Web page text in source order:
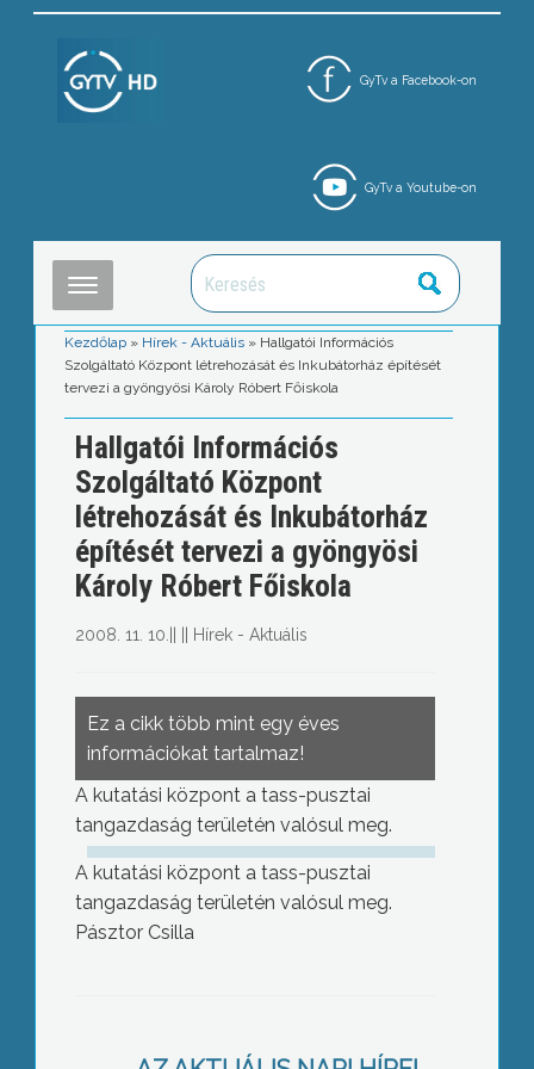
GyTv a Facebook-on
GyTv a Youtube-on
Kezdőlap » Hírek - Aktuális » Hallgatói Információs
Szolgáltató Központ létrehozását és Inkubátorház építését
tervezi a gyöngyösi Károly Róbert Főiskola
Hallgatói Információs
Szolgáltató Központ
létrehozását és Inkubátorház
építését tervezi a gyöngyösi
Károly Róbert Főiskola
2008. 11. 10. Hírek - Aktuális
Ez a cikk több mint egy éves
információkat tartalmaz!
A kutatási központ a tass-pusztai
tangazdaság területén valósul meg.
A kutatási központ a tass-pusztai
tangazdaság területén valósul meg.
Pásztor Csilla
20. alkalommal rendeztek